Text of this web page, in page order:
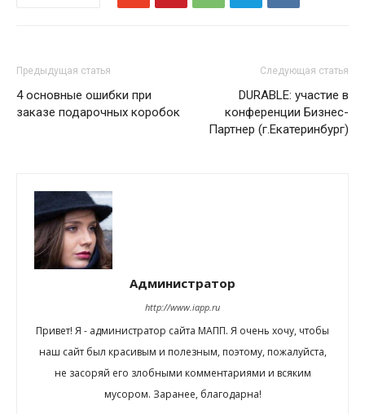
Предыдущая статья
4 основные ошибки при
заказе подарочных коробок
Следующая статья
DURABLE: участие в
конференции Бизнес-
Партнер (г.Екатеринбург)
Администратор
http://www.iapp.ru
Привет! Я - администратор сайта МАПП. Я очень хочу, чтобы
наш сайт был красивым и полезным, поэтому, пожалуйста,
не засоряй его злобными комментариями и всяким
мусором. Заранее, благодарна!